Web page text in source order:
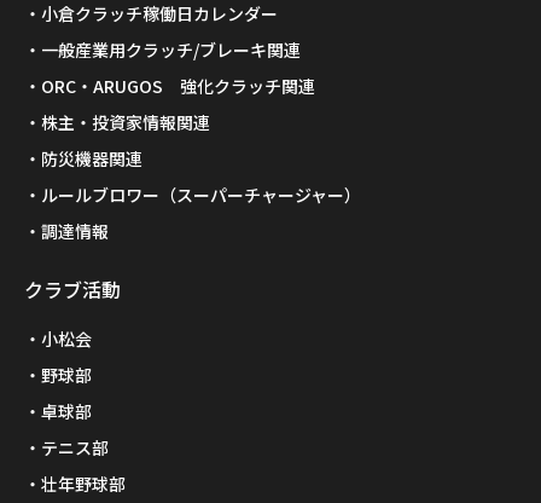
小倉クラッチ稼働日カレンダー
一般産業用クラッチ/ブレーキ関連
ORC・ARUGOS 強化クラッチ関連
株主・投資家情報関連
防災機器関連
ルールブロワー（スーパーチャージャー）
調達情報
クラブ活動
小松会
野球部
卓球部
テニス部
壮年野球部